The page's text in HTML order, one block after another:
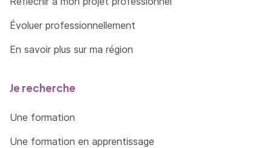
Évoluer professionnellement
En savoir plus sur ma région
Je recherche
Une formation
Une formation en apprentissage